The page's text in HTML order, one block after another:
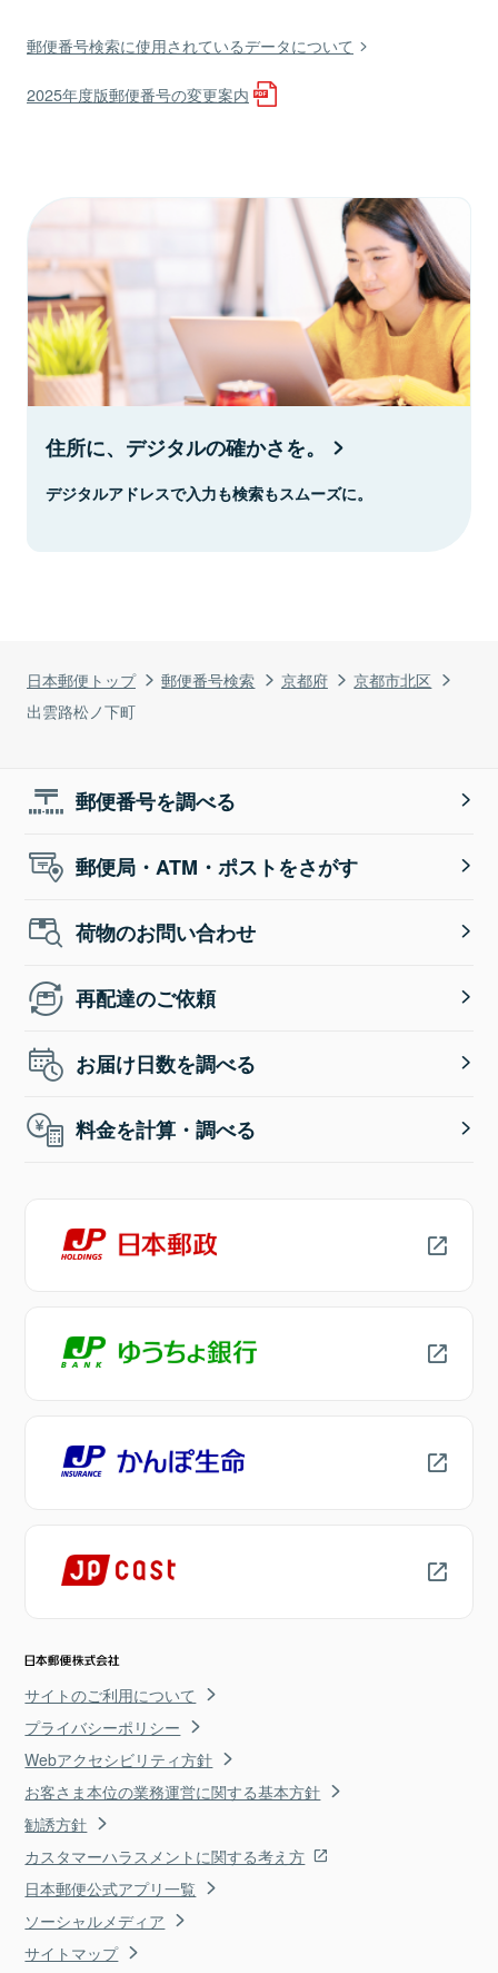
日本郵便トップ 郵便番号検索 京都府
京都市北区
出雲路松ノ下町
郵便番号検索に使用されているデータについて
2025年度版郵便番号の変更案内
住所に、デジタルの確かさを。
デジタルアドレスで入力も検索もスムーズに。
郵便番号を調べる
郵便局・ATM・ポストをさがす
荷物のお問い合わせ
再配達のご依頼
お届け日数を調べる
料金を計算・調べる
サイトのご利用について
プライバシーポリシー
Webアクセシビリティ方針
お客さま本位の業務運営に関する基本方針
勧誘方針
カスタマーハラスメントに関する考え方
日本郵便公式アプリ一覧
ソーシャルメディア
サイトマップ